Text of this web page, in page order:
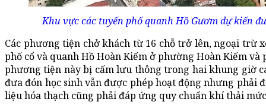
Khu vực các tuyến phố quanh Hồ Gươm dự kiến
Các phương tiện chở khách từ 16 chỗ trở lên, ngoại trừ
phố cổ và quanh Hồ Hoàn Kiếm ở phường Hoàn Kiếm
phương tiện này bị cấm lưu thông trong hai khung giờ
đưa đón học sinh vẫn được phép hoạt động nhưng
liệu hóa thạch cũng phải đáp ứng quy chuẩn khí thải